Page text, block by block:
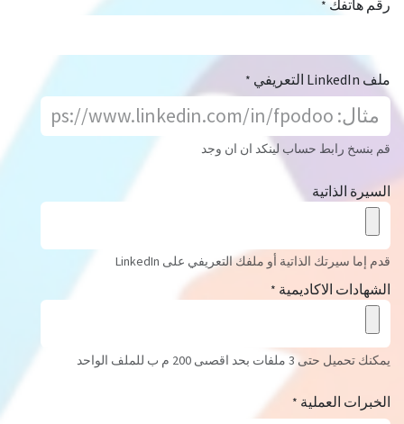
رقم هاتفك *
ملف LinkedIn التعريفي *
قم بنسخ رابط حساب لينكد ان ان وجد
السيرة الذاتية
قدم إما سيرتك الذاتية أو ملفك التعريفي على LinkedIn
الشهادات الاكاديمية *
يمكنك تحميل حتى 3 ملفات بحد اقصىى 200 م ب للملف الواحد
الخبرات العملية *